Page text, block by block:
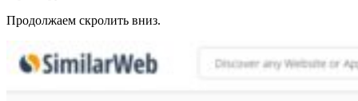
Продолжаем скролить вниз.